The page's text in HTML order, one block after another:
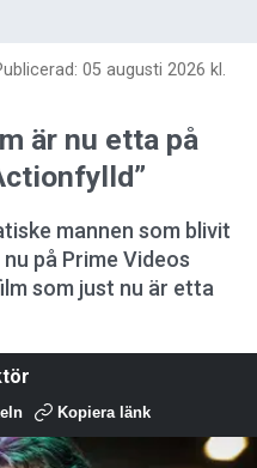
05 augusti 2026 kl.
är nu etta på
mannen som blivit
på Prime Videos
som just nu är etta
Kopiera länk